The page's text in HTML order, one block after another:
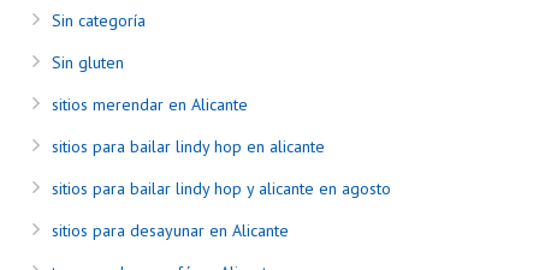
Sin categoría
Sin gluten
sitios merendar en Alicante
sitios para bailar lindy hop en alicante
sitios para bailar lindy hop y alicante en agosto
sitios para desayunar en Alicante